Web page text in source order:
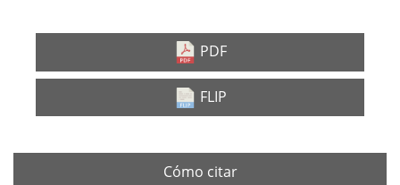
PDF
FLIP
Cómo citar